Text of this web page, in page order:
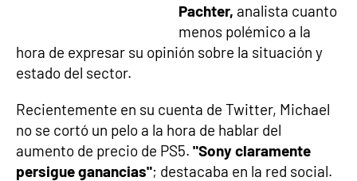
Pachter, analista cuanto
menos polémico a la
hora de expresar su opinión sobre la situación y
estado del sector.
Recientemente en su cuenta de Twitter, Michael
no se cortó un pelo a la hora de hablar del
aumento de precio de PS5. "Sony claramente
persigue ganancias"; destacaba en la red social.